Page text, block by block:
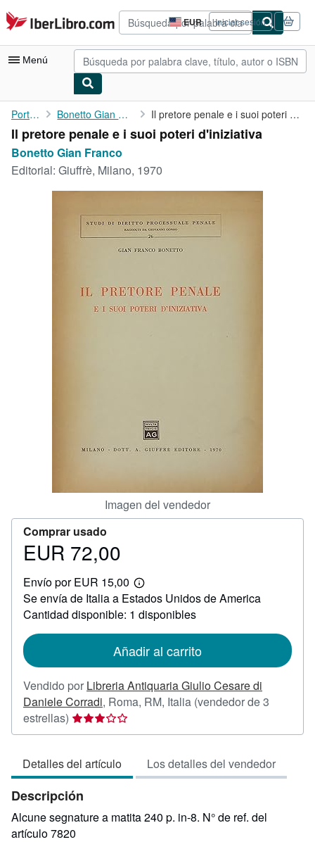
Pasar al contenido principal
IberLibro.com EUR
Preferencias
de
compra
del
Iniciar sesión
Menú
Mi cuenta
Consultar mis pedidos
Arte y coleccionismo
Comenzar a vender
Portada Bonetto Gian Franco Il pretore penale e i suoi poteri d'iniziativa
Il pretore penale e i suoi poteri d'iniziativa
Bonetto Gian Franco
Editorial: Giuffrè, Milano, 1970
Imagen del vendedor
Comprar usado
Precio
72,00
EUR 72,00
Envío por EUR 15,00
Más
información
sobre
las
envío
Se envía de Italia a Estados Unidos de America
Cantidad disponible: 1 disponibles
Añadir al carrito
Vendido por Libreria Antiquaria Giulio Cesare di
Daniele Corradi, Roma, RM, Italia (vendedor de 3
estrellas) Calificación
del
3
de
5
estrellas
Detalles del artículo Los detalles del vendedor
Descripción
Alcune segnature a matita 240 p. in-8. N° de ref. del
artículo 7820